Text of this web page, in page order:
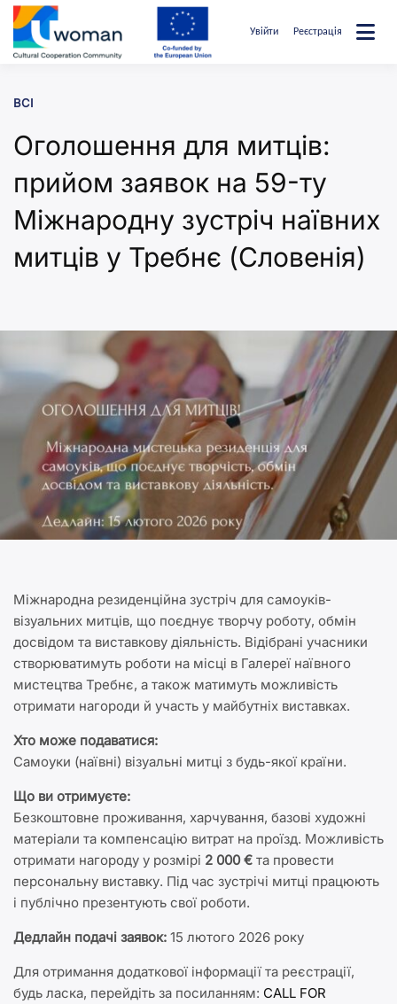
Перейти
до
вмісту
Увійти Реєстрація
ВСІ
Оголошення для митців:
прийом заявок на 59-ту
Міжнародну зустріч наївних
митців у Требнє (Словенія)
Міжнародна резиденційна зустріч для самоуків-
візуальних митців, що поєднує творчу роботу, обмін
досвідом та виставкову діяльність. Відібрані учасники
створюватимуть роботи на місці в Галереї наївного
мистецтва Требнє, а також матимуть можливість
отримати нагороди й участь у майбутніх виставках.
Хто може подаватися:
Самоуки (наївні) візуальні митці з будь-якої країни.
Що ви отримуєте:
Безкоштовне проживання, харчування, базові художні
матеріали та компенсацію витрат на проїзд. Можливість
отримати нагороду у розмірі 2 000 € та провести
персональну виставку. Під час зустрічі митці працюють
і публічно презентують свої роботи.
Дедлайн подачі заявок: 15 лютого 2026 року
Для отримання додаткової інформації та реєстрації,
будь ласка, перейдіть за посиланням: CALL FOR